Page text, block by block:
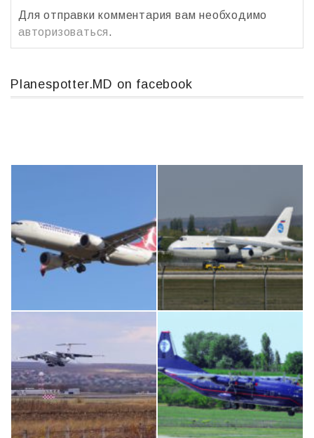
Для отправки комментария вам необходимо
авторизоваться.
Planespotter.MD on facebook